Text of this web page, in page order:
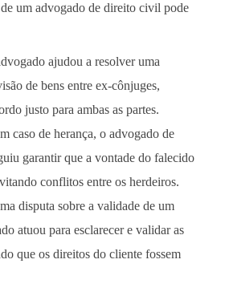
um advogado de direito civil pode
ajudou a resolver uma
de bens entre ex-cônjuges,
justo para ambas as partes.
caso de herança, o advogado de
garantir que a vontade do falecido
conflitos entre os herdeiros.
disputa sobre a validade de um
atuou para esclarecer e validar as
que os direitos do cliente fossem